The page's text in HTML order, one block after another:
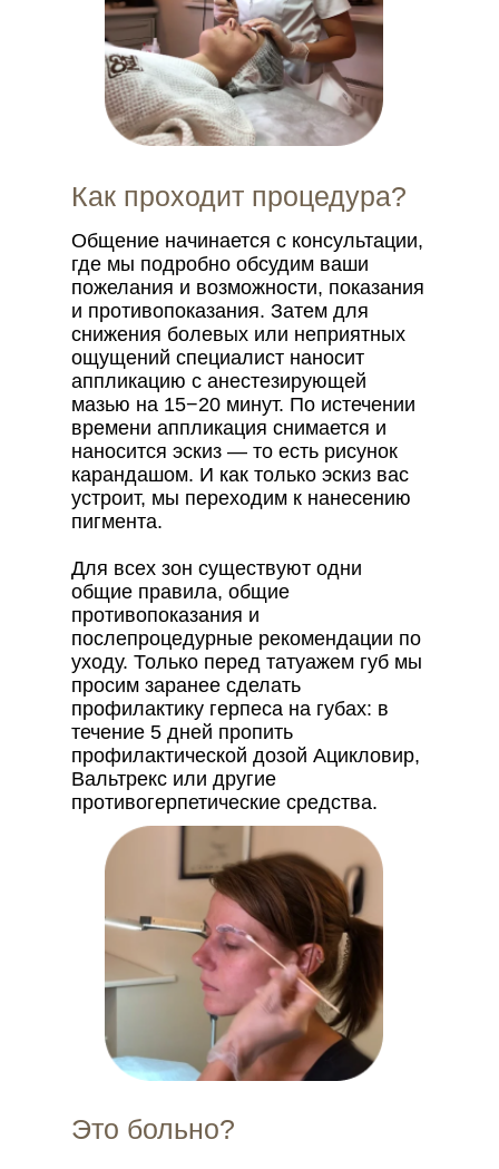
Как проходит процедура?
Общение начинается с консультации,
где мы подробно обсудим ваши
пожелания и возможности, показания
и противопоказания. Затем для
снижения болевых или неприятных
ощущений специалист наносит
аппликацию с анестезирующей
мазью на 15−20 минут. По истечении
времени аппликация снимается и
наносится эскиз — то есть рисунок
карандашом. И как только эскиз вас
устроит, мы переходим к нанесению
пигмента.
Для всех зон существуют одни
общие правила, общие
противопоказания и
послепроцедурные рекомендации по
уходу. Только перед татуажем губ мы
просим заранее сделать
профилактику герпеса на губах: в
течение 5 дней пропить
профилактической дозой Ацикловир,
Вальтрекс или другие
противогерпетические средства.
Это больно?